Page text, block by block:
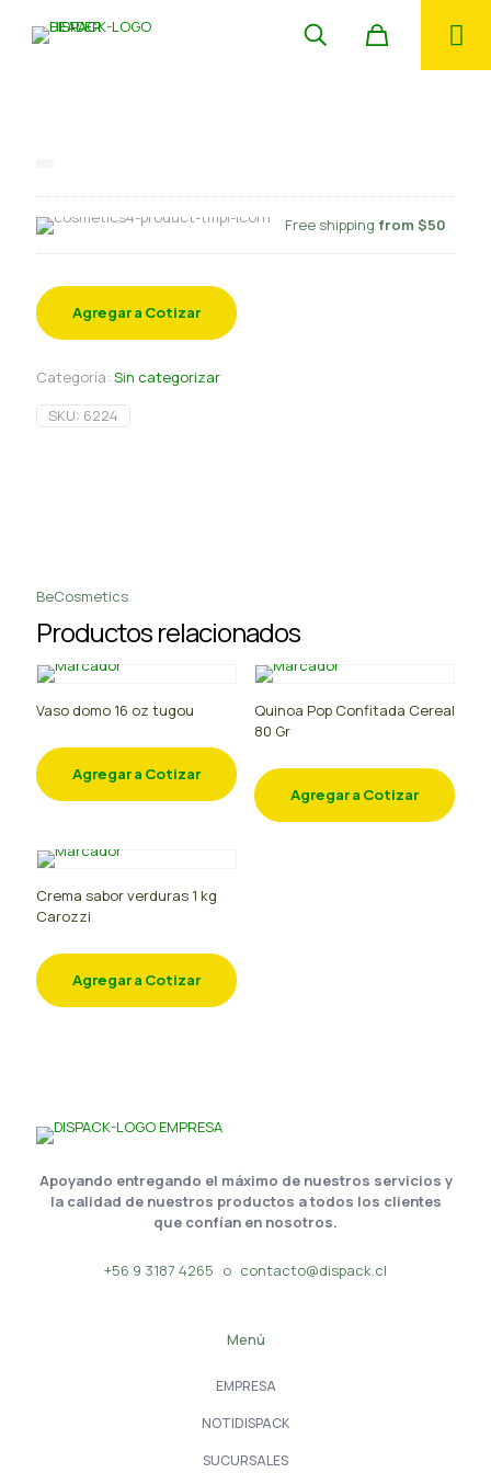
Free shipping from $50
Agregar a Cotizar
Categoría: Sin categorizar
SKU: 6224
BeCosmetics
Productos relacionados
Vaso domo 16 oz tugou
Agregar a Cotizar
Quinoa Pop Confitada Cereal
80 Gr
Agregar a Cotizar
Crema sabor verduras 1 kg
Carozzi
Agregar a Cotizar
Apoyando entregando el máximo de nuestros servicios y
la calidad de nuestros productos a todos los clientes
que confían en nosotros.
+56 9 3187 4265 o contacto@dispack.cl
Menú
EMPRESA
NOTIDISPACK
SUCURSALES